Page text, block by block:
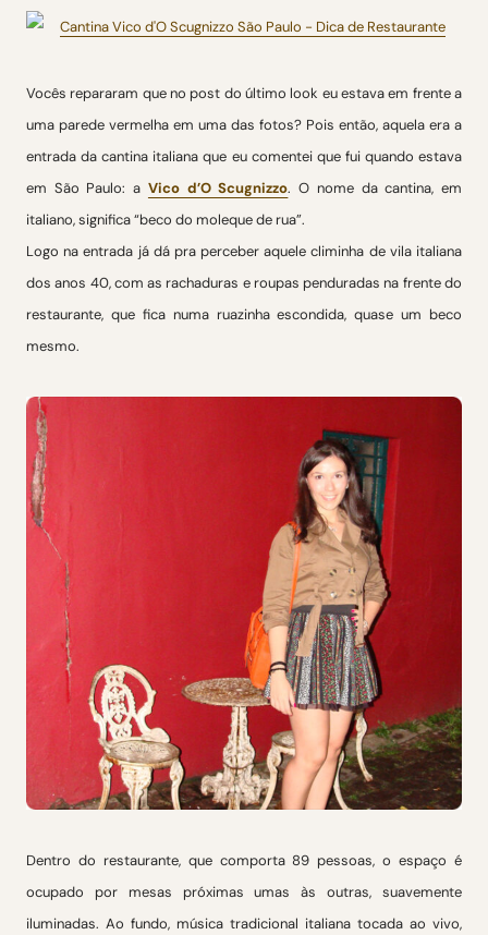
Vocês repararam que no post do último look eu estava em frente a
uma parede vermelha em uma das fotos? Pois então, aquela era a
entrada da cantina italiana que eu comentei que fui quando estava
em São Paulo: a Vico d’O Scugnizzo. O nome da cantina, em
italiano, significa “beco do moleque de rua”.
Logo na entrada já dá pra perceber aquele climinha de vila italiana
dos anos 40, com as rachaduras e roupas penduradas na frente do
restaurante, que fica numa ruazinha escondida, quase um beco
mesmo.
Dentro do restaurante, que comporta 89 pessoas, o espaço é
ocupado por mesas próximas umas às outras, suavemente
iluminadas. Ao fundo, música tradicional italiana tocada ao vivo,